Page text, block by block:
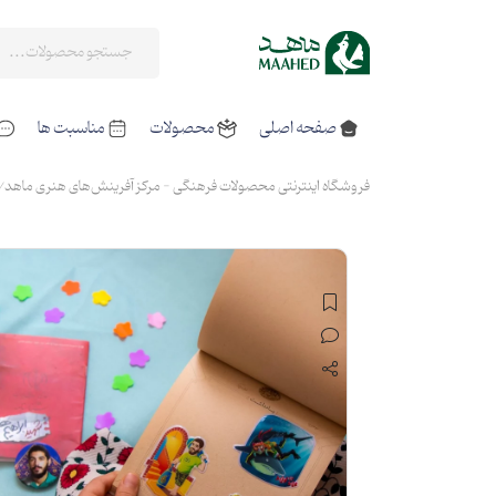
صفحه اصلی محصولات مناسبت ها
فروشگاه اینترنتی محصولات فرهنگی - مرکز آفرینش‌های هنری ماهد